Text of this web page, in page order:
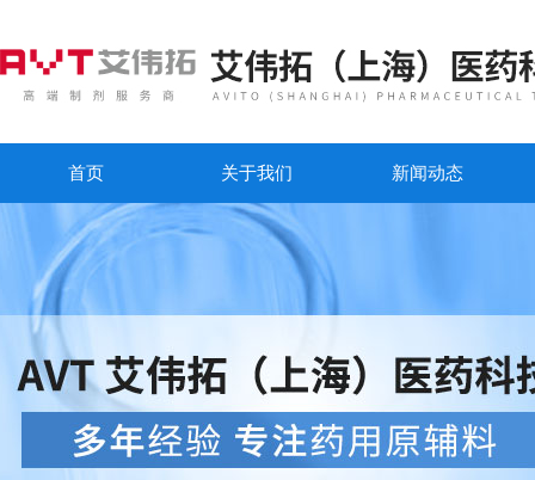
首页 关于我们 新闻动态